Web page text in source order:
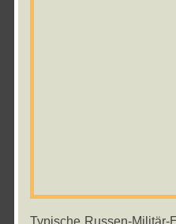
Typische Russen-